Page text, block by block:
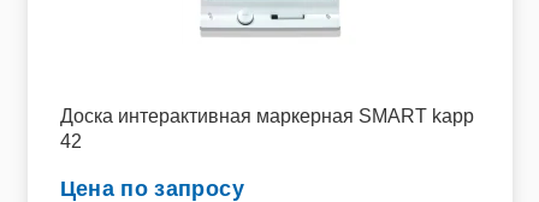
Робототехника
Доска интерактивная маркерная SMART kapp
42
Цена по запросу